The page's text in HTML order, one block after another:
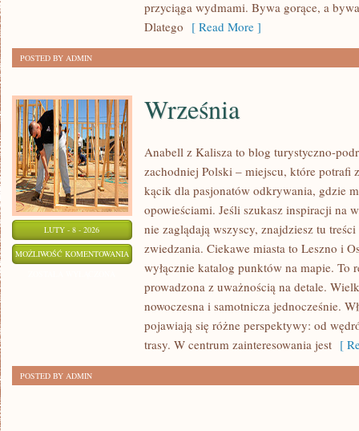
przyciąga wydmami. Bywa gorące, a
Dlatego [ Read More ]
POSTED BY ADMIN
LUTY - 8 - 2026
MOŻLIWOŚĆ KOMENTOWANIA WRZEŚNIA
Września
Anabell z Kalisza to blog turystyczno-
zachodniej Polski – miejscu, które potrafi
kącik dla pasjonatów odkrywania, gdzie
opowieściami. Jeśli szukasz inspiracji na
nie zaglądają wszyscy, znajdziesz tu
zwiedzania. Ciekawe miasta to Leszno i
wyłącznie katalog punktów na mapie. To
prowadzona z uważnością na detale.
nowoczesna i samotnicza jednocześnie.
pojawiają się różne perspektywy: od
trasy. W centrum zainteresowania jest [
POSTED BY ADMIN